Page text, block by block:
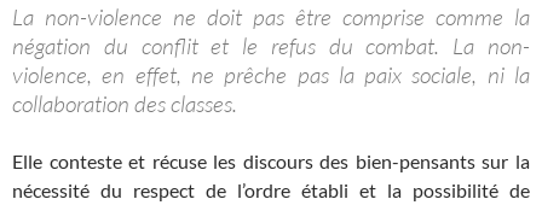
La non-violence ne doit pas être comprise comme la
négation du conflit et le refus du combat. La non-
violence, en effet, ne prêche pas la paix sociale, ni la
collaboration des classes.
Elle conteste et récuse les discours des bien-pensants sur la
nécessité du respect de l’ordre établi et la possibilité de